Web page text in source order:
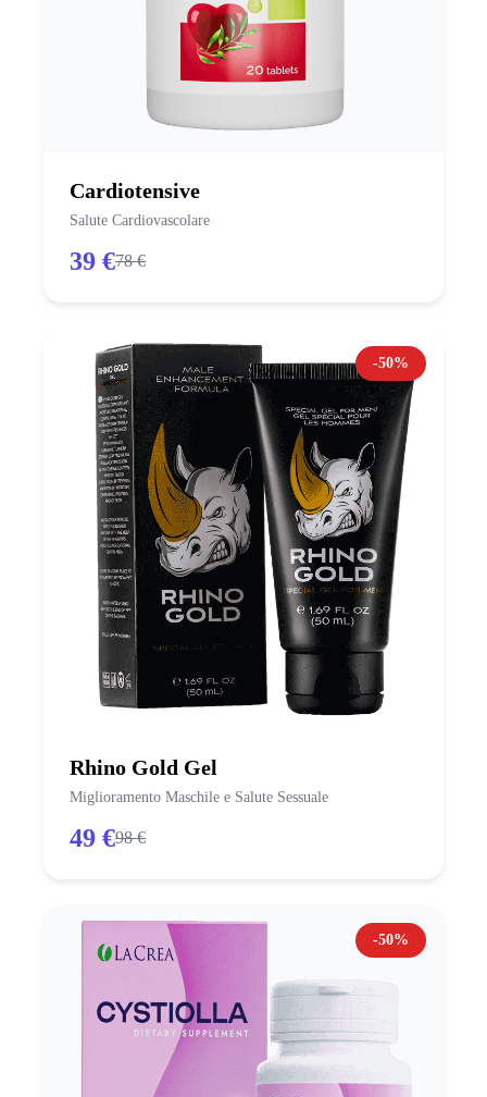
Cardiotensive
Salute Cardiovascolare
39 €78 €
-50%
Rhino Gold Gel
Miglioramento Maschile e Salute Sessuale
49 €98 €
-50%